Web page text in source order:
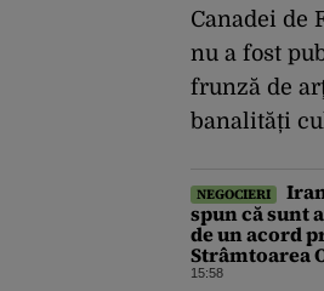
Canadei de
nu a fost
frunză de
banalități
NEGOCIERI
spun că sunt
de un acord
Strâmtoarea
Discuțiile
15:58